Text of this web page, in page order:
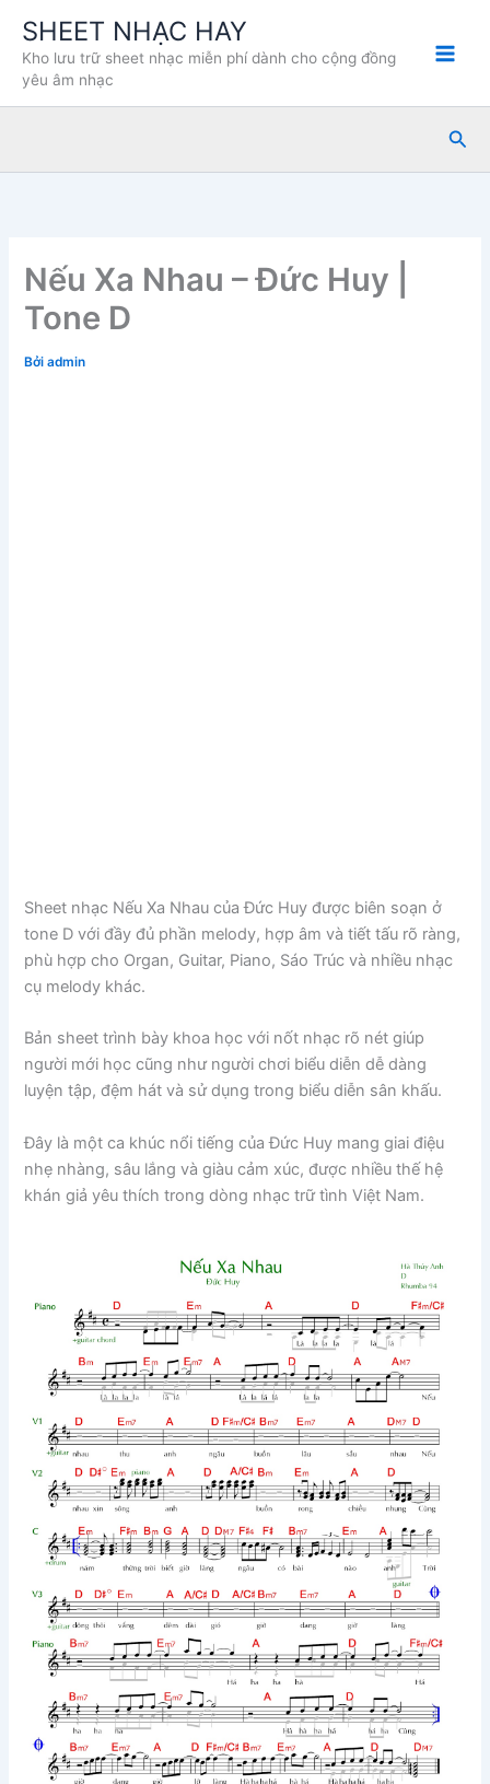
dung
SHEET NHẠC HAY
Kho lưu trữ sheet nhạc miễn phí dành cho cộng đồng
yêu âm nhạc
Tìm
Nếu Xa Nhau – Đức Huy |
Tone D
Bởiadmin
Sheet nhạc Nếu Xa Nhau củaĐức Huy được biên soạn ở
tone D với đầy đủ phần melody, hợp âm và tiết tấu rõ ràng,
phù hợp cho Organ, Guitar, Piano, Sáo Trúc và nhiều nhạc
cụ melody khác.
Bản sheet trình bày khoa học với nốt nhạc rõ nét giúp
người mới học cũng như người chơi biểu diễn dễ dàng
luyện tập, đệm hát và sử dụng trong biểu diễn sân khấu.
Đây là một ca khúc nổi tiếng củaĐức Huy mang giai điệu
nhẹ nhàng, sâu lắng và giàu cảm xúc, được nhiều thế hệ
khán giả yêu thích trong dòng nhạc trữ tình Việt Nam.